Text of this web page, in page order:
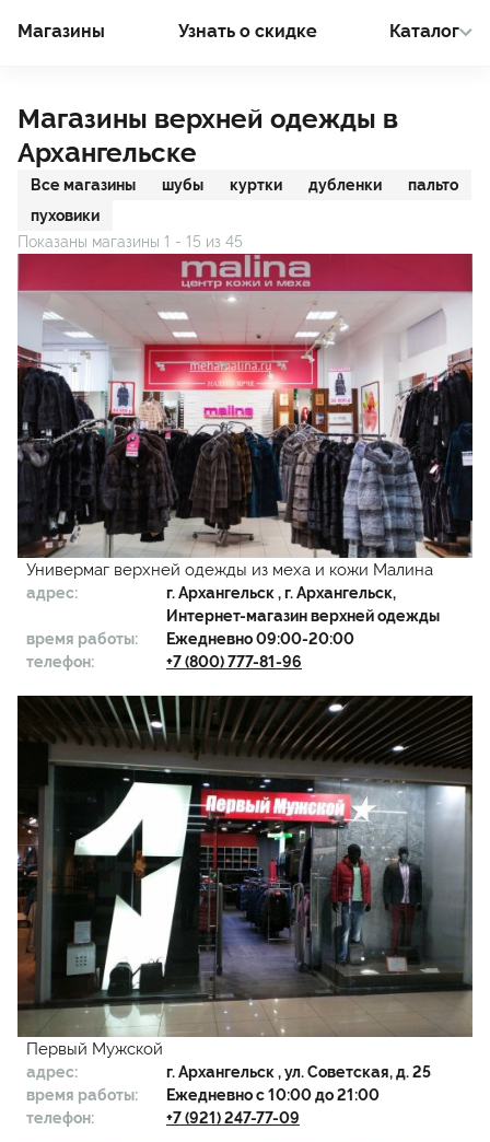
Магазины Узнать о cкидке Каталог
Магазины верхней одежды в
Архангельске
Все магазины шубы куртки дубленки
пальто
пуховики
Показаны магазины 1 - 15 из 45
Универмаг верхней одежды из меха и кожи Малина
адрес: г.Архангельск, г. Архангельск,
Интернет-магазин верхней одежды
время работы:
Ежедневно 09:00-20:00
телефон:
+7 (800) 777-81-96
Первый Мужской
адрес: г.Архангельск, ул. Советская, д. 25
время работы:
Ежедневно с 10:00 до 21:00
телефон:
+7 (921) 247-77-09